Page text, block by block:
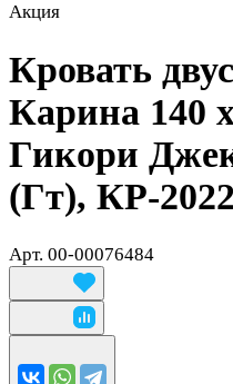
Акция
Кровать
Карина 140
Гикори
(Гт), КР-
Арт. 00-00076484